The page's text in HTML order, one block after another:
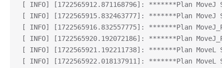
[ INFO] [1722565912.871168796]: *******Plan MoveJ
[ INFO] [1722565915.832463777]: *******Plan MoveJ
[ INFO] [1722565916.832557775]: *******Plan
[ INFO] [1722565920.192072186]: *******Plan
[ INFO] [1722565921.192211738]: *******Plan MoveL
[ INFO] [1722565922.018137911]: *******Plan MoveL